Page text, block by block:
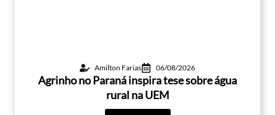
Amilton Farias 06/08/2026
Agrinho no Paraná inspira tese sobre água
rural na UEM